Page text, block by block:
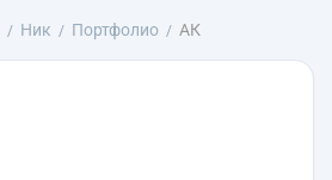
Ник Портфолио АК